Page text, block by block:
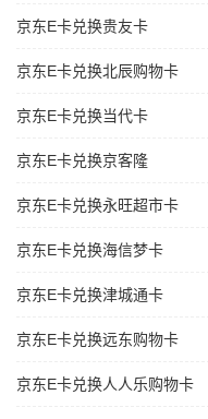
京东E卡兑换贵友卡
京东E卡兑换北辰购物卡
京东E卡兑换当代卡
京东E卡兑换京客隆
京东E卡兑换永旺超市卡
京东E卡兑换海信梦卡
京东E卡兑换津城通卡
京东E卡兑换远东购物卡
京东E卡兑换人人乐购物卡